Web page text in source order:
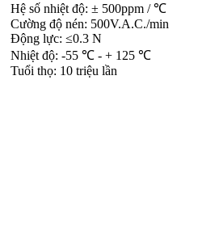
Hệ số nhiệt độ: ± 500ppm / ℃
Cường độ nén: 500V.A.C./min
Động lực: ≤0.3 N
Nhiệt độ: -55 ℃ - + 125 ℃
Tuổi thọ: 10 triệu lần